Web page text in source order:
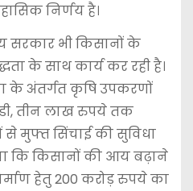
निर्णय है।
सरकार भी किसानों के
के साथ कार्य कर रही है।
के अंतर्गत कृषि उपकरणों
तीन लाख रुपये तक
मुफ्त सिंचाई की सुविधा
कि किसानों की आय बढ़ाने
हेतु 200 करोड़ रुपये का